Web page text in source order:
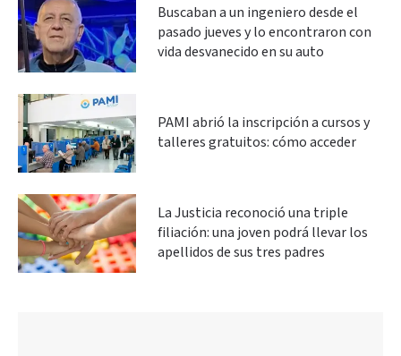
Buscaban a un ingeniero desde el
pasado jueves y lo encontraron con
vida desvanecido en su auto
PAMI abrió la inscripción a cursos y
talleres gratuitos: cómo acceder
La Justicia reconoció una triple
filiación: una joven podrá llevar los
apellidos de sus tres padres